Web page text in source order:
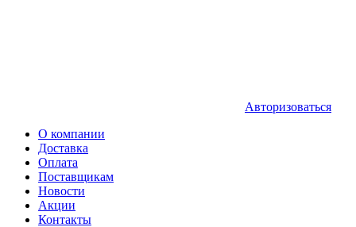
Авторизоваться
О компании
Доставка
Оплата
Поставщикам
Новости
Акции
Контакты